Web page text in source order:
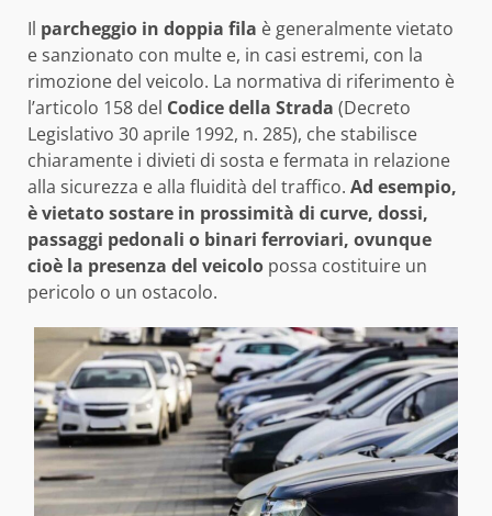
Il parcheggio in doppia fila è generalmente vietato
e sanzionato con multe e, in casi estremi, con la
rimozione del veicolo. La normativa di riferimento è
l’articolo 158 del Codice della Strada (Decreto
Legislativo 30 aprile 1992, n. 285), che stabilisce
chiaramente i divieti di sosta e fermata in relazione
alla sicurezza e alla fluidità del traffico. Ad esempio,
è vietato sostare in prossimità di curve, dossi,
passaggi pedonali o binari ferroviari, ovunque
cioè la presenza del veicolo possa costituire un
pericolo o un ostacolo.